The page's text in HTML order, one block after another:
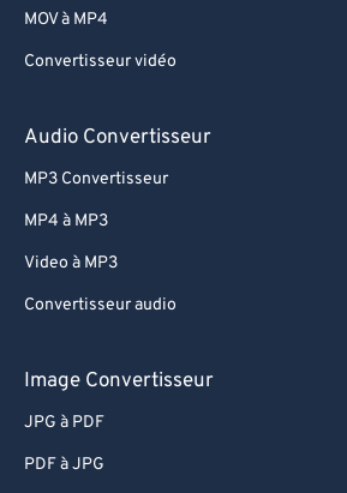
MOV à MP4
Convertisseur vidéo
Audio Convertisseur
MP3 Convertisseur
MP4 à MP3
Video à MP3
Convertisseur audio
Image Convertisseur
JPG à PDF
PDF à JPG